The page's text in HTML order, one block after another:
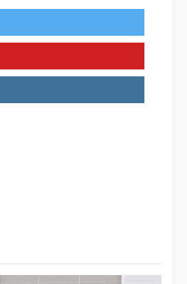
de diálogo en
POLÍTICA
TITULARES
Gobierno y AN2015 en
diálogo